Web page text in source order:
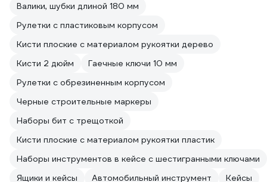
Валики, шубки длиной 180 мм
Рулетки с пластиковым корпусом
Кисти плоские с материалом рукоятки дерево
Кисти 2 дюйм
Гаечные ключи 10 мм
Рулетки с обрезиненным корпусом
Черные строительные маркеры
Наборы бит с трещоткой
Кисти плоские с материалом рукоятки пластик
Наборы инструментов в кейсе с шестигранными ключами
Ящики и кейсы
Автомобильный инструмент
Кейсы